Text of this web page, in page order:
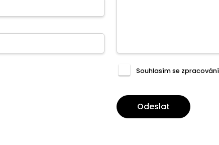
Souhlasím se
Odeslat